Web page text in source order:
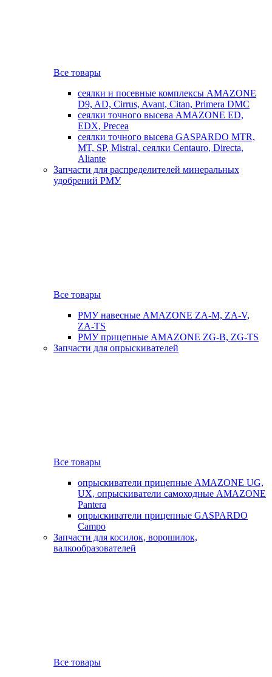
Все товары
сеялки и посевные комплексы AMAZONE
D9, AD, Cirrus, Avant, Citan, Primera DMC
сеялки точного высева AMAZONE ED,
EDX, Precea
сеялки точного высева GASPARDO MTR,
MT, SP, Mistral, сеялки Centauro, Directa,
Aliante
Запчасти для распределителей минеральных
удобрений РМУ
Все товары
РМУ навесные AMAZONE ZA-M, ZA-V,
ZA-TS
РМУ прицепные AMAZONE ZG-B, ZG-TS
Запчасти для опрыскивателей
Все товары
опрыскиватели прицепные AMAZONE UG,
UX, опрыскиватели самоходные AMAZONE
Pantera
опрыскиватели прицепные GASPARDO
Campo
Запчасти для косилок, ворошилок,
валкообразователей
Все товары